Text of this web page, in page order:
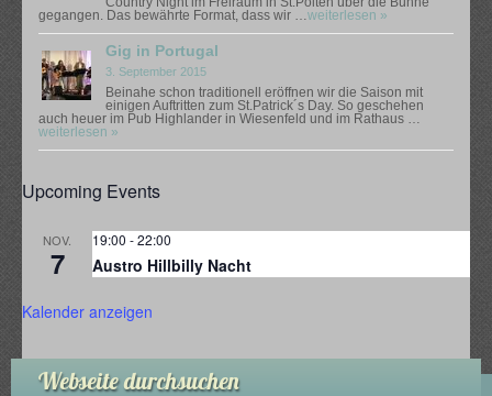
gegangen. Das bewährte Format, dass wir … weiterlesen »
Gig in Portugal
3. September 2015
Beinahe schon traditionell eröffnen wir die Saison mit
einigen Auftritten zum St.Patrick´s Day. So geschehen
auch heuer im Pub Highlander in Wiesenfeld und im Rathaus …
weiterlesen »
Upcoming Events
NOV.
7
19:00 -22:00
Austro Hillbilly Nacht
Kalender anzeigen
Webseite durchsuchen